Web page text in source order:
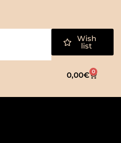
Wish
list
0,00€ 0